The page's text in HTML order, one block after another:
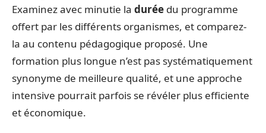
Examinez avec minutie la durée du programme
offert par les différents organismes, et comparez-
la au contenu pédagogique proposé. Une
formation plus longue n’est pas systématiquement
synonyme de meilleure qualité, et une approche
intensive pourrait parfois se révéler plus efficiente
et économique.